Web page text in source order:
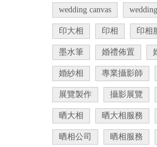
wedding canvas
印大相 印相 印相
墨水筆 婚禮佈置
婚紗相 專業攝影師
展覽製作 攝影展覽
晒大相 晒大相服務
晒相公司 晒相服務